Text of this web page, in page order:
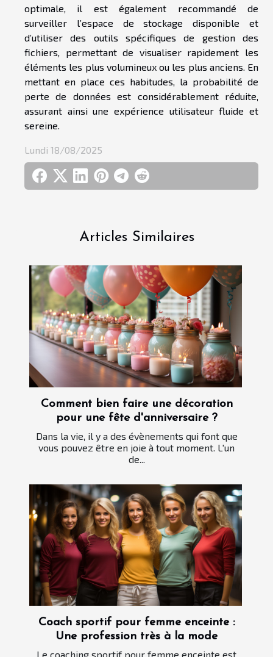
Articles Similaires
Comment bien faire une décoration
pour une fête d'anniversaire ?
Dans la vie, il y a des évènements qui font que
vous pouvez être en joie à tout moment. L'un
de...
Coach sportif pour femme enceinte :
Une profession très à la mode
Le coaching sportif pour femme enceinte est
optimale, il est également recommandé de
surveiller l’espace de stockage disponible et
d’utiliser des outils spécifiques de gestion des
fichiers, permettant de visualiser rapidement les
éléments les plus volumineux ou les plus anciens. En
mettant en place ces habitudes, la probabilité de
perte de données est considérablement réduite,
assurant ainsi une expérience utilisateur fluide et
sereine.
Lundi 18/08/2025